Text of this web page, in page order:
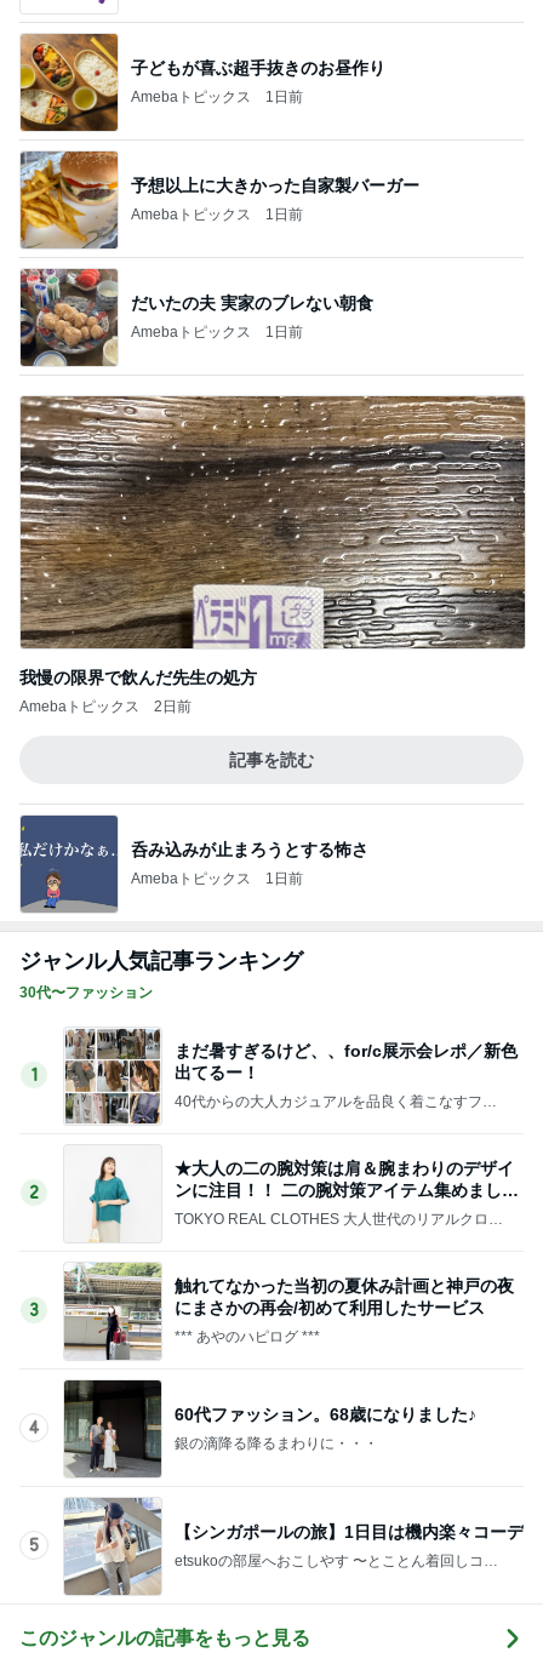
子どもが喜ぶ超手抜きのお昼作り
Amebaトピックス 1日前
予想以上に大きかった自家製バーガー
Amebaトピックス 1日前
だいたの夫 実家のブレない朝食
Amebaトピックス 1日前
我慢の限界で飲んだ先生の処方
Amebaトピックス 2日前
記事を読む
呑み込みが止まろうとする怖さ
Amebaトピックス 1日前
ジャンル人気記事ランキング
30代〜ファッション
1
まだ暑すぎるけど、、for/c展示会レポ／新色
出てるー！
40代からの大人カジュアルを品良く着こなすファ
2
★大人の二の腕対策は肩＆腕まわりのデザイ
ンに注目！！ 二の腕対策アイテム集めました
♪
TOKYO REAL CLOTHES 大人世代のリアルクロー
3
触れてなかった当初の夏休み計画と神戸の夜
にまさかの再会/初めて利用したサービス
*** あやのハピログ ***
4
60代ファッション。68歳になりました♪
銀の滴降る降るまわりに・・・
5
【シンガポールの旅】1日目は機内楽々コーデ
etsukoの部屋へおこしやす 〜とことん着回しコー
このジャンルの記事をもっと見る